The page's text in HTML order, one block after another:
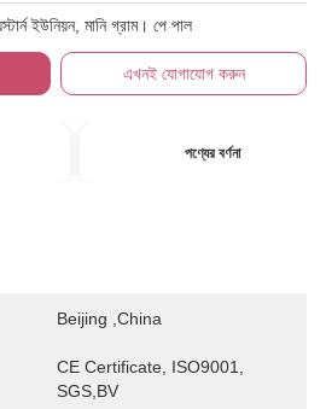
ইউনিয়ন, মানি গ্রাম। পে পাল
এখনই যোগাযোগ করুন
পণ্যের বর্ণনা
Beijing ,China
CE Certificate, ISO9001,
SGS,BV